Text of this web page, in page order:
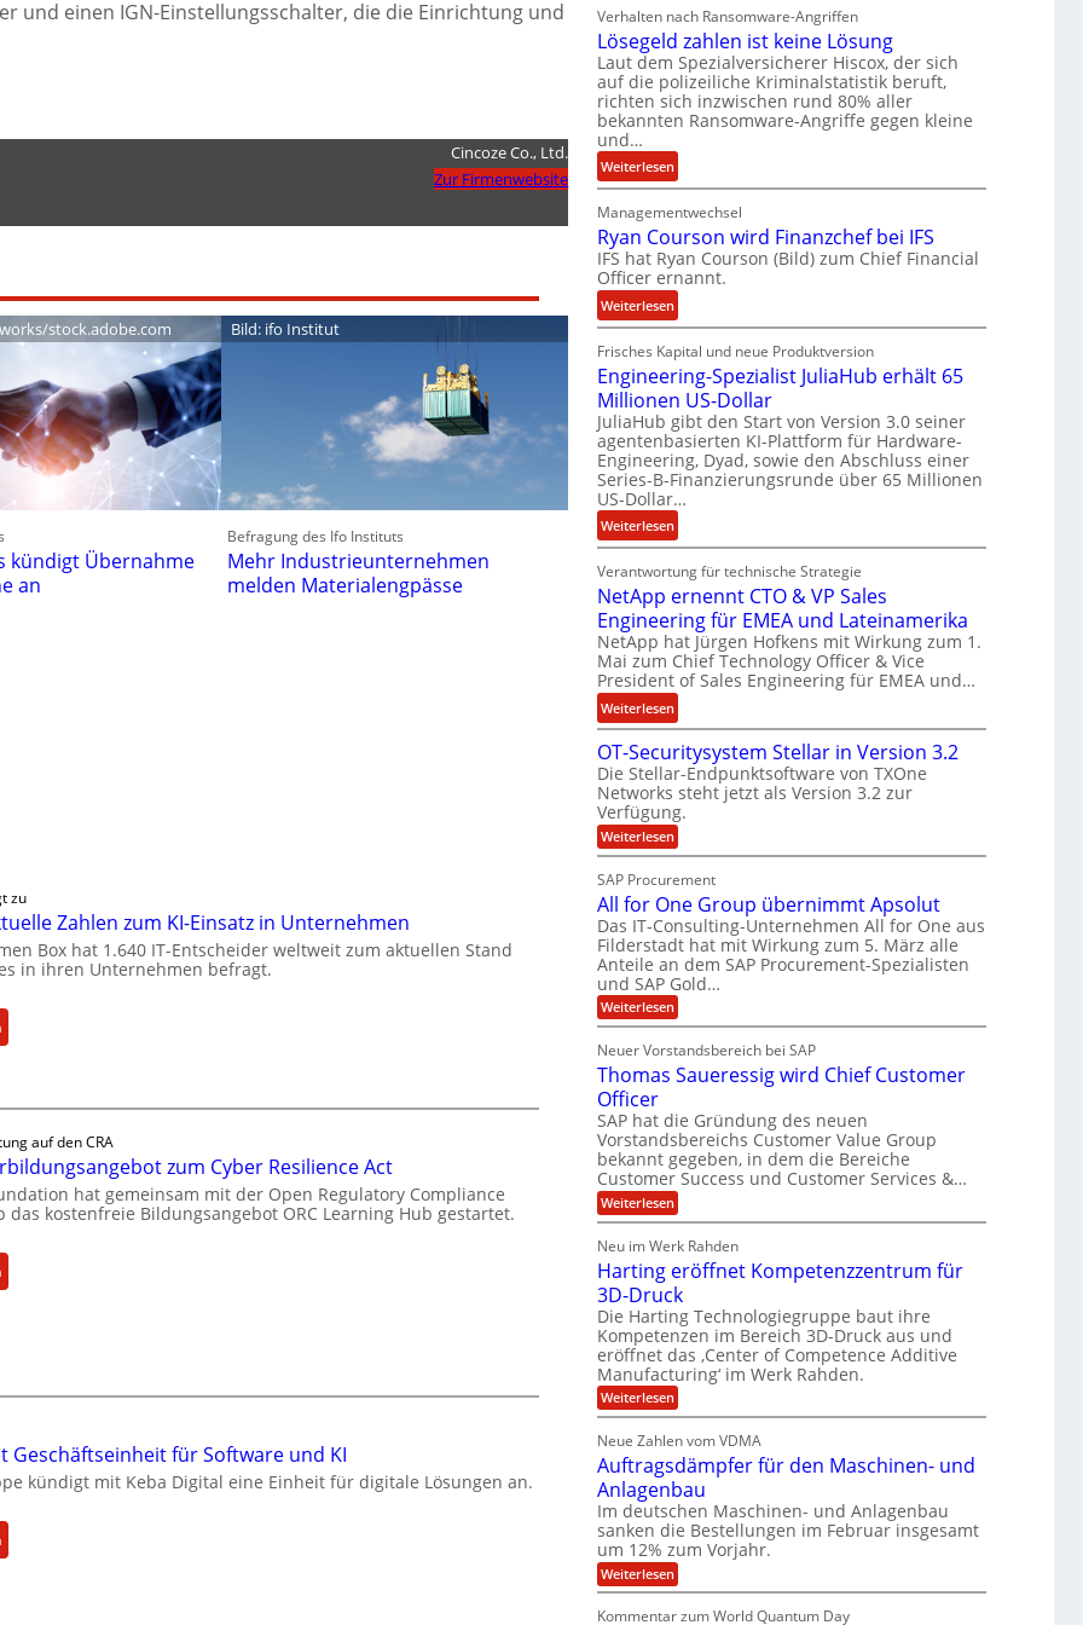
und einen IGN-Einstellungsschalter, die die Einrichtung und
Cincoze Co., Ltd.
Zur Firmenwebsite
stock.adobe.com
kündigt Übernahme
an
Bild: ifo Institut
Befragung des Ifo Instituts
Mehr Industrieunternehmen
melden Materialengpässe
zu
Zahlen zum KI-Einsatz in Unternehmen
Box hat 1.640 IT-Entscheider weltweit zum aktuellen Stand
in ihren Unternehmen befragt.
:
B
i
e
f
r
t
l
e
a
h
auf den CRA
zum Cyber Resilience Act
hat gemeinsam mit der Open Regulatory Compliance
das kostenfreie Bildungsangebot ORC Learning Hub gestartet.
:
N
s
e
t
e
r
Geschäftseinheit für Software und KI
kündigt mit Keba Digital eine Einheit für digitale Lösungen an.
:
K
e
i
t
e
n
u
s
a
m
m
e
n
Verhalten nach Ransomware-Angriffen
Lösegeld zahlen ist keine Lösung
Laut dem Spezialversicherer Hiscox, der sich
auf die polizeiliche Kriminalstatistik beruft,
richten sich inzwischen rund 80% aller
bekannten Ransomware-Angriffe gegen kleine
und…
Weiterlesen:
L
ö
s
e
g
e
l
d
z
a
h
l
e
n
i
s
k
e
i
n
e
L
ö
u
n
g
Managementwechsel
Ryan Courson wird Finanzchef bei IFS
IFS hat Ryan Courson (Bild) zum Chief Financial
Officer ernannt.
Weiterlesen:
R
y
a
n
C
o
u
r
s
o
w
i
r
d
F
i
n
n
z
c
h
e
f
b
e
i
I
F
S
Frisches Kapital und neue Produktversion
Engineering-Spezialist JuliaHub erhält 65
Millionen US-Dollar
JuliaHub gibt den Start von Version 3.0 seiner
agentenbasierten KI-Plattform für Hardware-
Engineering, Dyad, sowie den Abschluss einer
Series-B-Finanzierungsrunde über 65 Millionen
US-Dollar…
Weiterlesen:
E
n
g
i
n
e
e
r
i
n
g
-
S
p
a
l
i
s
t
J
u
i
a
H
u
b
e
h
ä
l
t
6
5
M
i
l
l
i
o
n
e
Verantwortung für technische Strategie
NetApp ernennt CTO & VP Sales
Engineering für EMEA und Lateinamerika
NetApp hat Jürgen Hofkens mit Wirkung zum 1.
Mai zum Chief Technology Officer & Vice
President of Sales Engineering für EMEA und…
Weiterlesen:
N
e
t
A
p
p
r
n
e
n
n
t
C
T
O
V
P
S
a
l
s
E
n
g
i
n
e
e
r
i
n
g
f
ü
r
OT-Securitysystem Stellar in Version 3.2
Die Stellar-Endpunktsoftware von TXOne
Networks steht jetzt als Version 3.2 zur
Verfügung.
Weiterlesen:
O
-
S
e
c
u
r
i
t
y
y
s
m
S
t
e
l
l
a
r
n
V
e
r
s
i
o
n
3
2
SAP Procurement
All for One Group übernimmt Apsolut
Das IT-Consulting-Unternehmen All for One aus
Filderstadt hat mit Wirkung zum 5. März alle
Anteile an dem SAP Procurement-Spezialisten
und SAP Gold…
Weiterlesen:
A
l
f
O
n
e
G
r
o
u
p
b
e
r
n
i
m
m
t
A
s
o
l
u
t
Neuer Vorstandsbereich bei SAP
Thomas Saueressig wird Chief Customer
Officer
SAP hat die Gründung des neuen
Vorstandsbereichs Customer Value Group
bekannt gegeben, in dem die Bereiche
Customer Success und Customer Services &…
Weiterlesen:
T
o
m
a
s
S
a
u
e
r
e
s
s
g
w
i
r
d
C
h
i
Neu im Werk Rahden
Harting eröffnet Kompetenzzentrum für
3D-Druck
Die Harting Technologiegruppe baut ihre
Kompetenzen im Bereich 3D-Druck aus und
eröffnet das ‚Center of Competence Additive
Manufacturing‘ im Werk Rahden.
Weiterlesen:
H
r
t
i
n
g
e
r
ö
f
f
n
Neue Zahlen vom VDMA
Auftragsdämpfer für den Maschinen- und
Anlagenbau
Im deutschen Maschinen- und Anlagenbau
sanken die Bestellungen im Februar insgesamt
um 12% zum Vorjahr.
Weiterlesen:
A
Kommentar zum World Quantum Day